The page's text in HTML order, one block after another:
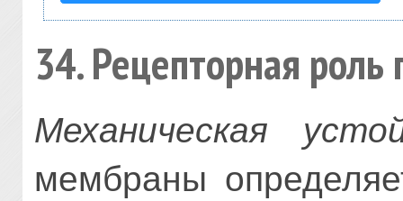
34. Рецепторная
Механическая
мембраны